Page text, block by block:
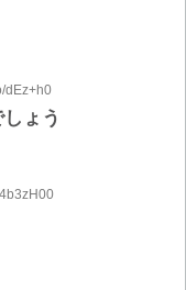
dEz+h0
ょう